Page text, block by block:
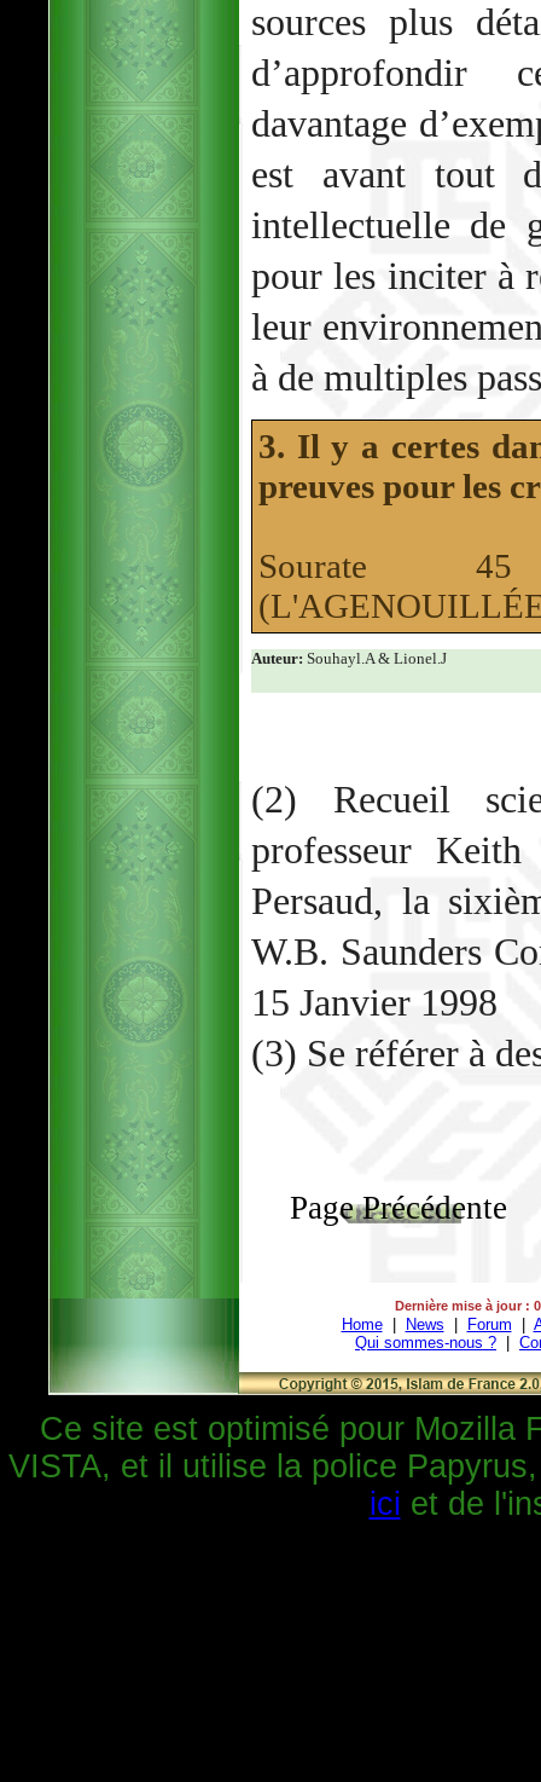
sources plus
davantage
est avant tout
intellectuelle de
pour les inciter à
leur
à de multiples
3. Il y a certes
preuves pour les
Sourate
Auteur: Souhayl.A & Lionel.J
(2) Recueil
professeur
Persaud, la
W.B. Saunders
15 Janvier 1998
(3) Se référer à
Page Précédente
Dernière mise à jour :
Home| News Forum
Qui sommes-nous ?
Ce site est optimisé pour Mozilla
VISTA, et il utilise la police
ici et de